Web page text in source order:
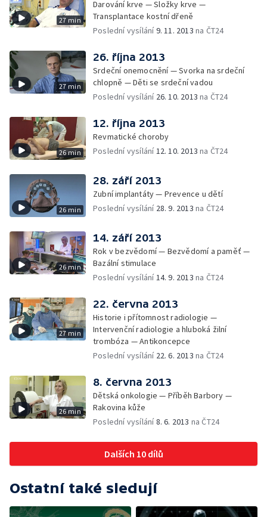
27 min
Darování krve — Složky krve —
Transplantace kostní dřeně
Poslední vysílání9. 11. 2013 na ČT24
27 min
26. října 2013
Srdeční onemocnění — Svorka na srdeční
chlopně — Děti se srdeční vadou
Poslední vysílání 26. 10. 2013 na ČT24
26 min
12. října 2013
Revmatické choroby
Poslední vysílání12. 10. 2013 na ČT24
26 min
28. září 2013
Zubní implantáty — Prevence u dětí
Poslední vysílání 28. 9. 2013 na ČT24
26 min
14. září 2013
Rok v bezvědomí — Bezvědomí a paměť —
Bazální stimulace
Poslední vysílání14. 9. 2013 na ČT24
27 min
22. června 2013
Historie i přítomnost radiologie —
Intervenční radiologie a hluboká žilní
trombóza — Antikoncepce
Poslední vysílání 22. 6. 2013 na ČT24
26 min
8. června 2013
Dětská onkologie — Příběh Barbory —
Rakovina kůže
Poslední vysílání8. 6. 2013 na ČT24
Dalších 10 dílů
Ostatní také sledují